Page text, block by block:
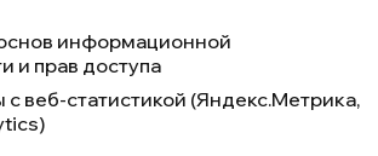
информационной
и прав доступа
веб-статистикой (Яндекс.Метрика,